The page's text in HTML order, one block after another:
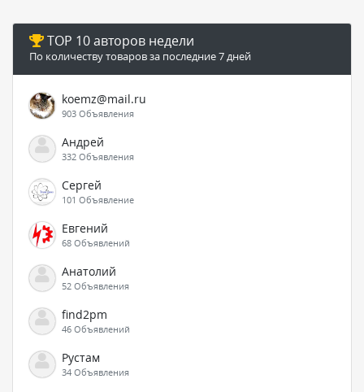
TOP 10 авторов недели
По количеству товаров за последние 7 дней
koemz@mail.ru
903 Объявления
Андрей
332 Объявления
Сергей
101 Объявление
Евгений
68 Объявлений
Анатолий
52 Объявления
find2pm
46 Объявлений
Рустам
34 Объявления